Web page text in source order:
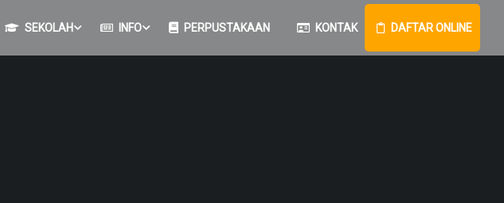
SEKOLAH INFO PERPUSTAKAAN KONTAK DAFTAR ONLINE